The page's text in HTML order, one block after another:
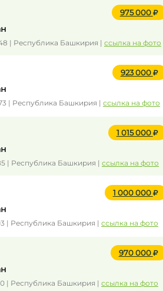
975 000
| Республика Башкирия | ссылка на фото
923 000
| Республика Башкирия | ссылка на фото
1 015 000
| Республика Башкирия | ссылка на фото
1 000 000
| Республика Башкирия | ссылка на фото
970 000
| Республика Башкирия | ссылка на фото